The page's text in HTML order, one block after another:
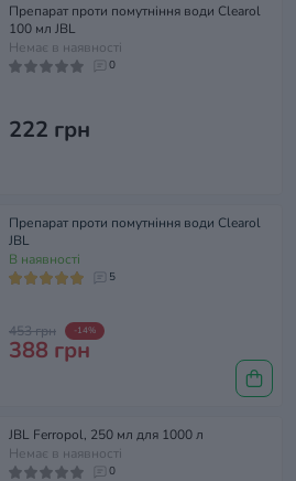
Препарат проти помутніння води Clearol
100 мл JBL
Немає в наявності
0
222 грн
Препарат проти помутніння води Clearol
JBL
В наявності
5
453 грн -14%
388 грн
JBL Ferropol, 250 мл для 1000 л
Немає в наявності
0